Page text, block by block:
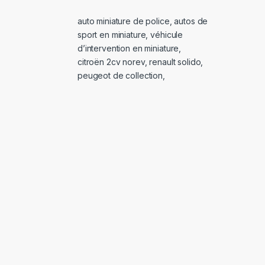
auto miniature de police ,autos de
sport en miniature ,véhicule
d’intervention en miniature
citroën 2cv norev,renault solido
peugeot de collection